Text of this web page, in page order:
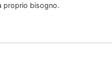
proprio bisogno.